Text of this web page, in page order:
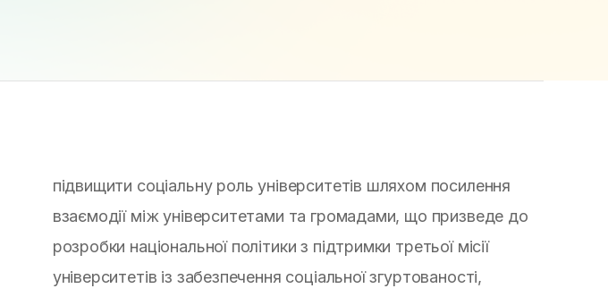
підвищити соціальну роль університетів шляхом посилення
взаємодії між університетами та громадами, що призведе до
розробки національної політики з підтримки третьої місії
університетів із забезпечення соціальної згуртованості,